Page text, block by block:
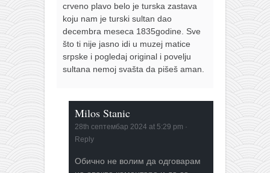
crveno plavo belo je turska zastava
koju nam je turski sultan dao
decembra meseca 1835godine. Sve
što ti nije jasno idi u muzej matice
srpske i pogledaj original i povelju
sultana nemoj svašta da pišeš aman.
Milos Stanic
28th септембар 2024 at 5:29 pm ·
Reply
Обично не волим да одговарам